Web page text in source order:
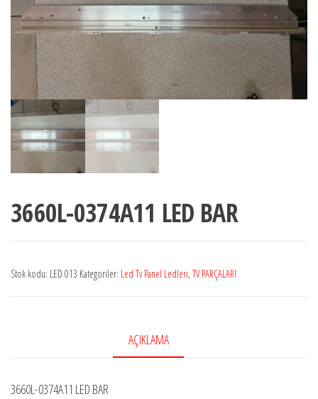
3660L-0374A11 LED BAR
Stok kodu: LED 013 Kategoriler: Led Tv Panel Ledleri, TV PARÇALARI
AÇIKLAMA
3660L-0374A11 LED BAR